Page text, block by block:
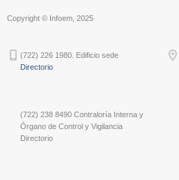
Copyright © Infoem, 2025
(722) 226 1980. Edificio sede
Directorio
(722) 238 8490 Contraloría Interna y
Órgano de Control y Vigilancia
Directorio